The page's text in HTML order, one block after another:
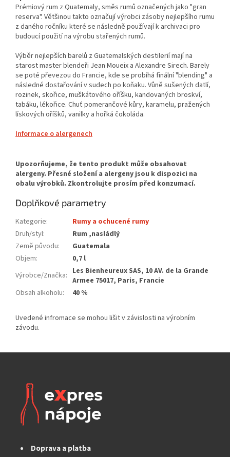
Prémiový rum z Quatemaly, směs rumů označených jako "gran
reserva". Většinou takto označují výrobci zásoby nejlepšího rumu
z daného ročníku které se následně používají k archivaci pro
budoucí použití na výrobu stařených rumů.
Výběr nejlepších barelů z Guatemalských destilerií mají na
starost master blendeři Jean Moueix a Alexandre Sirech. Barely
se poté převezou do Francie, kde se probíhá finální "blending" a
následné dostařování v sudech po koňaku. Vůně sušených datlí,
rozinek, skořice, muškátového oříšku, kandovaných broskví,
tabáku, lékořice. Chuť pomerančové kůry, karamelu, pražených
lískových oříšků, vanilky a hořká čokoláda.
Informace o alergenech
Doplňkové parametry
Kategorie:
Rumy a ochucené rumy
Druh/styl:
Rum ,nasládlý
Země původu:
Guatemala
Objem:
0,7 l
Výrobce/Značka: Les Bienheureux SAS, 10 AV. de la Grande
Armee 75017, Paris, Francie
Obsah alkoholu: 40 %
Doprava a platba